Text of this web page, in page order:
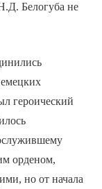
Белогуба не
героический
орденом,
но от начала